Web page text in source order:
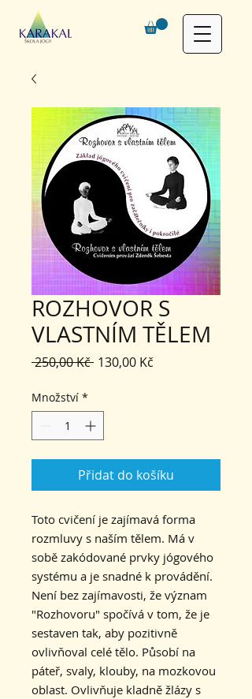
ROZHOVOR S
VLASTNÍM TĚLEM
250,00 Kč Běžná
130,00 Kč
Množství *
Přidat do košíku
Toto cvičení je zajímavá forma
rozmluvy s naším tělem. Má v
sobě zakódované prvky jógového
systému a je snadné k provádění.
Není bez zajímavosti, že význam
"Rozhovoru" spočívá v tom, že je
sestaven tak, aby pozitivně
ovlivňoval celé tělo. Působí na
páteř, svaly, klouby, na mozkovou
oblast. Ovlivňuje kladně žlázy s